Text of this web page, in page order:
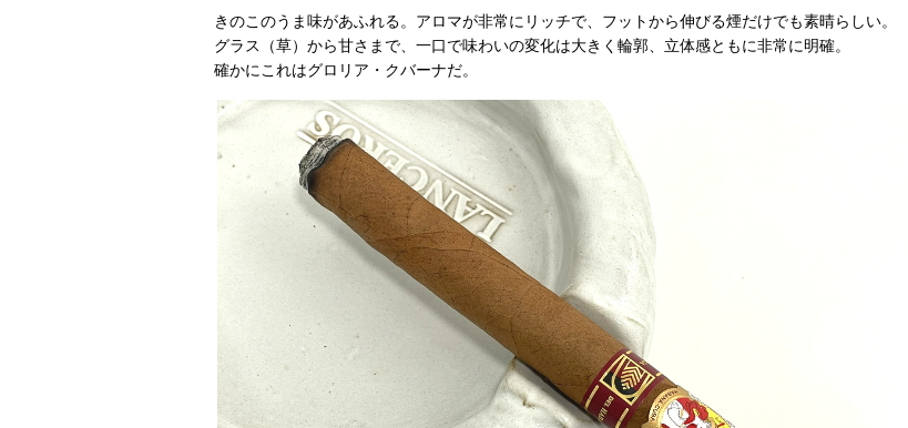
きのこのうま味があふれる。アロマが非常にリッチで、フットから伸びる煙だけでも素晴らしい。
グラス（草）から甘さまで、一口で味わいの変化は大きく輪郭、立体感ともに非常に明確。
確かにこれはグロリア・クバーナだ。